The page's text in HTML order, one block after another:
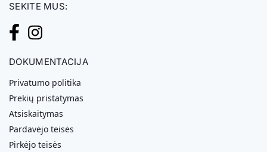
SEKITE MUS:
DOKUMENTACIJA
Privatumo politika
Prekių pristatymas
Atsiskaitymas
Pardavėjo teisės
Pirkėjo teisės